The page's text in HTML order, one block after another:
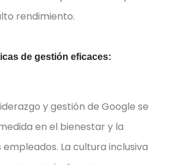
rendimiento.
de gestión eficaces:
y gestión de Google se
en el bienestar y la
La cultura inclusiva